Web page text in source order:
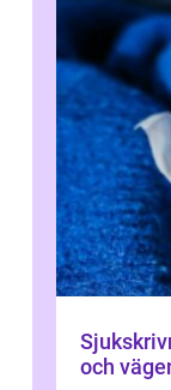
Sjukskrivning
och